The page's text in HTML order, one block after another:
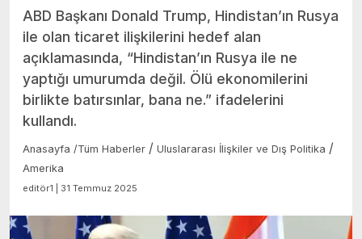
ABD Başkanı Donald Trump, Hindistan’ın Rusya
ile olan ticaret ilişkilerini hedef alan
açıklamasında, “Hindistan’ın Rusya ile ne
yaptığı umurumda değil. Ölü ekonomilerini
birlikte batırsınlar, bana ne.” ifadelerini
kullandı.
Anasayfa /Tüm Haberler / Uluslararası İlişkiler ve Dış Politika /
Amerika
editör1 | 31 Temmuz 2025